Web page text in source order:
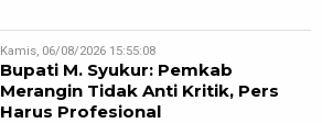
Kamis, 06/08/2026 15:55:08
Bupati M. Syukur: Pemkab
Merangin Tidak Anti Kritik, Pers
Harus Profesional